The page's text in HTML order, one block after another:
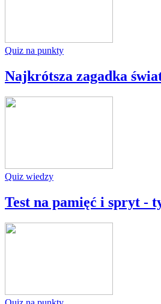
Quiz na punkty
Najkrótsza zagadka
Quiz wiedzy
Test na pamięć i spryt -